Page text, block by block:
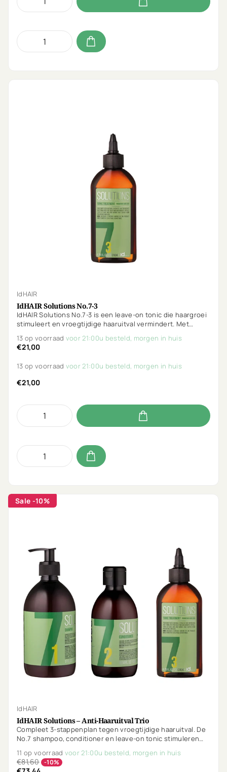
IdHAIR
IdHAIR Solutions No.7-3
IdHAIR Solutions No.7-3 is een leave-on tonic die haargroei
stimuleert en vroegtijdige haaruitval vermindert. Met
en parfumvrij.
13 op voorraad voor 21:00u besteld, morgen in huis
€21,00
13 op voorraad voor 21:00u besteld, morgen in huis
€21,00
Sale -10%
IdHAIR
IdHAIR Solutions – Anti-Haaruitval Trio
Compleet 3-stappenplan tegen vroegtijdige haaruitval. De
No.7 shampoo, conditioner en leave-on tonic stimuleren
haarwortels. Vegan & parfumvrij.
11 op voorraad voor 21:00u besteld, morgen in huis
€81,60 -10%